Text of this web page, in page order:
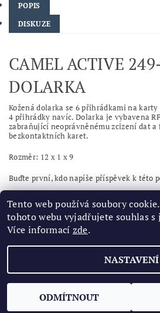
POPIS
DISKUZE
CAMEL ACTIVE
DOLARKA
Kožená dolarka se 6 přihrádkami na
4 přihrádky navíc. Dolarka je vybavena
zabraňující neoprávněnému zcizení dat
bezkontaktních karet.
Rozměr: 12 x 1 x 9
Buďte první, kdo napíše příspěvek k této
Přidat komentář
2026 ©Značková obuv, všechna
Tento web používá soubory
tohoto webu vyjadřujete souhlas
Více informací zde.
NASTAVENÍ
ODMÍTNOUT